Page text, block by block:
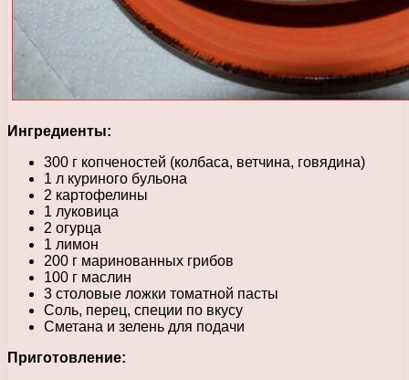
Ингредиенты:
300 г копченостей (колбаса, ветчина, говядина)
1 л куриного бульона
2 картофелины
1 луковица
2 огурца
1 лимон
200 г маринованных грибов
100 г маслин
3 столовые ложки томатной пасты
Соль, перец, специи по вкусу
Сметана и зелень для подачи
Приготовление: